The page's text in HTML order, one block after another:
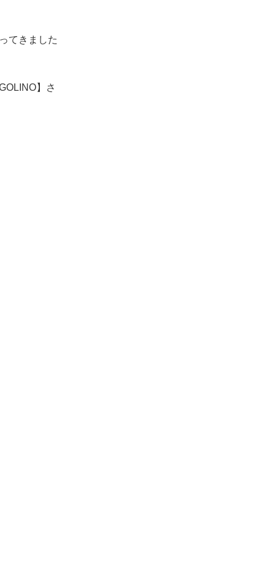
てきました
】さ